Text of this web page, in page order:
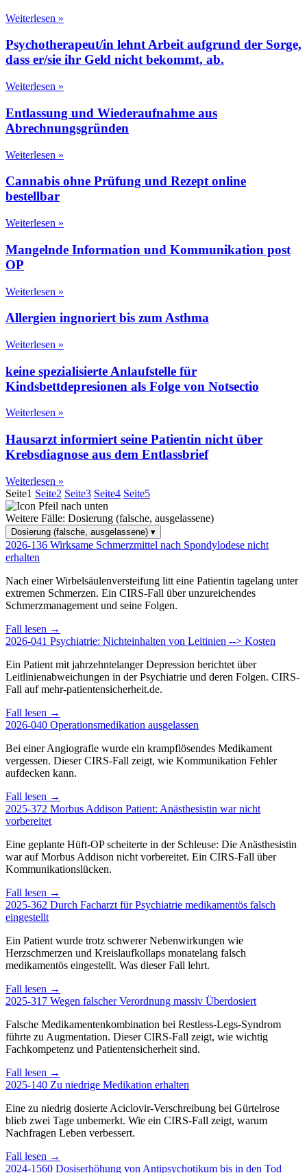
Weiterlesen »
Psychotherapeut/in lehnt Arbeit aufgrund der Sorge,
dass er/sie ihr Geld nicht bekommt, ab.
Weiterlesen »
Entlassung und Wiederaufnahme aus
Abrechnungsgründen
Weiterlesen »
Cannabis ohne Prüfung und Rezept online
bestellbar
Weiterlesen »
Mangelnde Information und Kommunikation post
OP
Weiterlesen »
Allergien ingnoriert bis zum Asthma
Weiterlesen »
keine spezialisierte Anlaufstelle für
Kindsbettdepresionen als Folge von Notsectio
Weiterlesen »
Hausarzt informiert seine Patientin nicht über
Krebsdiagnose aus dem Entlassbrief
Weiterlesen »
Seite1 Seite2 Seite3 Seite4 Seite5
Weitere Fälle: Dosierung (falsche, ausgelassene)
Dosierung (falsche, ausgelassene) ▾
2026-136 Wirksame Schmerzmittel nach Spondylodese nicht
erhalten
Nach einer Wirbelsäulenversteifung litt eine Patientin tagelang unter
extremen Schmerzen. Ein CIRS-Fall über unzureichendes
Schmerzmanagement und seine Folgen.
Fall lesen →
2026-041 Psychiatrie: Nichteinhalten von Leitinien --> Kosten
Ein Patient mit jahrzehntelanger Depression berichtet über
Leitlinienabweichungen in der Psychiatrie und deren Folgen. CIRS-
Fall auf mehr-patientensicherheit.de.
Fall lesen →
2026-040 Operationsmedikation ausgelassen
Bei einer Angiografie wurde ein krampflösendes Medikament
vergessen. Dieser CIRS-Fall zeigt, wie Kommunikation Fehler
aufdecken kann.
Fall lesen →
2025-372 Morbus Addison Patient: Anästhesistin war nicht
vorbereitet
Eine geplante Hüft-OP scheiterte in der Schleuse: Die Anästhesistin
war auf Morbus Addison nicht vorbereitet. Ein CIRS-Fall über
Kommunikationslücken.
Fall lesen →
2025-362 Durch Facharzt für Psychiatrie medikamentös falsch
eingestellt
Ein Patient wurde trotz schwerer Nebenwirkungen wie
Herzschmerzen und Kreislaufkollaps monatelang falsch
medikamentös eingestellt. Was dieser Fall lehrt.
Fall lesen →
2025-317 Wegen falscher Verordnung massiv Überdosiert
Falsche Medikamentenkombination bei Restless-Legs-Syndrom
führte zu Augmentation. Dieser CIRS-Fall zeigt, wie wichtig
Fachkompetenz und Patientensicherheit sind.
Fall lesen →
2025-140 Zu niedrige Medikation erhalten
Eine zu niedrig dosierte Aciclovir-Verschreibung bei Gürtelrose
blieb zwei Tage unbemerkt. Wie ein CIRS-Fall zeigt, warum
Nachfragen Leben verbessert.
Fall lesen →
2024-1560 Dosiserhöhung von Antipsychotikum bis in den Tod